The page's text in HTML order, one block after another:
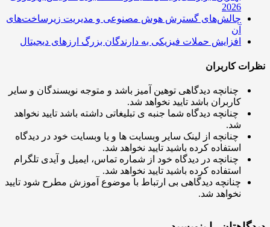
چالش‌های گسترش هوش مصنوعی و مدیریت زیرساخت‌های
افزایش حملات فیزیکی به دارندگان بزرگ ارزهای دیجیتال
کاربران
چنانچه دیدگاهی توهین آمیز باشد و متوجه نویسندگان و سایر
کاربران باشد تایید نخواهد شد.
چنانچه دیدگاه شما جنبه ی تبلیغاتی داشته باشد تایید نخواهد
چنانچه از لینک سایر وبسایت ها و یا وبسایت خود در دیدگاه
استفاده کرده باشید تایید نخواهد شد.
چنانچه در دیدگاه خود از شماره تماس، ایمیل و آیدی تلگرام
استفاده کرده باشید تایید نخواهد شد.
چنانچه دیدگاهی بی ارتباط با موضوع آموزش مطرح شود تایید
نخواهد شد.